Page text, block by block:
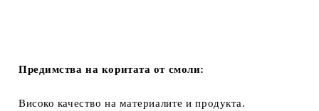
Предимства на коритата от смоли:
Високо качество на материалите и продукта.